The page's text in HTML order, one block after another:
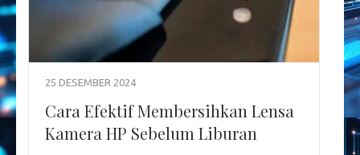
25 DESEMBER 2024
Cara Efektif Membersihkan Lensa
Kamera HP Sebelum Liburan